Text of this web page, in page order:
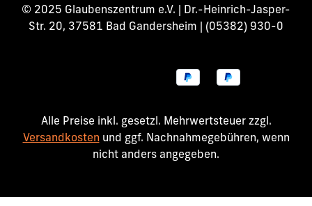
© 2025 Glaubenszentrum e.V. | Dr.-Heinrich-Jasper-
Str. 20, 37581 Bad Gandersheim | (05382) 930-0
Alle Preise inkl. gesetzl. Mehrwertsteuer zzgl.
Versandkosten und ggf. Nachnahmegebühren, wenn
nicht anders angegeben.